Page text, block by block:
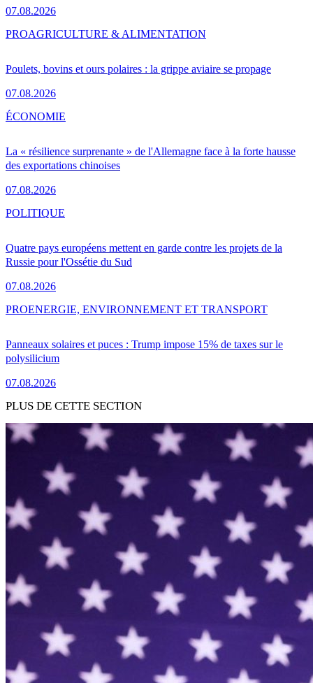
07.08.2026
Poulets, bovins et ours polaires : la grippe aviaire se propage
07.08.2026
PROAGRICULTURE & ALIMENTATION
La « résilience surprenante » de l'Allemagne face à la forte hausse
des exportations chinoises
07.08.2026
ÉCONOMIE
Quatre pays européens mettent en garde contre les projets de la
Russie pour l'Ossétie du Sud
07.08.2026
POLITIQUE
Panneaux solaires et puces : Trump impose 15% de taxes sur le
polysilicium
07.08.2026
PROENERGIE, ENVIRONNEMENT ET TRANSPORT
PLUS DE CETTE SECTION